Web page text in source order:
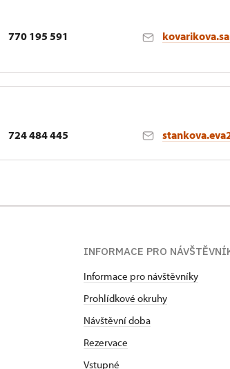
770 195 591
724 484 445
INFORMACE PRO
Informace pro návštěvníky
Prohlídkové okruhy
Návštěvní doba
Rezervace
Vstupné